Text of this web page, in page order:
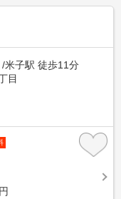
米子駅 徒歩11分
目